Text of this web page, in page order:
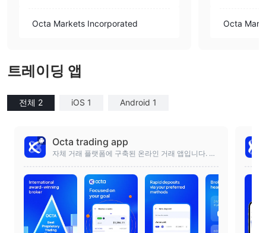
Octa Markets Incorporated Octa
트레이딩 앱
전체 2 iOS 1 Android 1
Octa trading app
자체 거래 플랫폼에 구축된 온라인 거래 앱입니다. 지